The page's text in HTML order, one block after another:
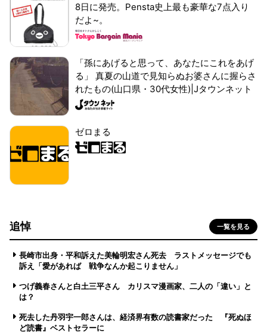
8日に発売。Pensta史上最も豪華な7点入り
だよ~。
「孫にあげると思って、あなたにこれをあげ
る」 真夏の山道で見知らぬお婆さんに握らさ
れたもの(山口県・30代女性)|Jタウンネット
ゼロまる
追悼 一覧を見る
長崎市出身・平和訴えた美輪明宏さん死去 ラストメッセージでも
訴え「愛があれば 戦争なんか起こりません」
つげ義春さんと白土三平さん カリスマ漫画家、二人の「違い」と
は？
死去した丹羽宇一郎さんは、経済界有数の読書家だった 『死ぬほ
ど読書』ベストセラーに